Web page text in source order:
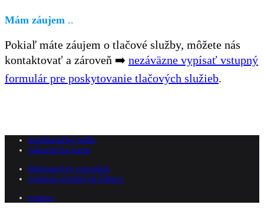
Mám záujem ..
Pokiaľ máte záujem o tlačové služby, môžete nás
kontaktovať a zároveň ➡️ nezáväzne vypísať vstupný
formulár pre poskytovanie tlačových služieb.
doinštalačný balík
zákaznícka karta
Reklamačný poriadok
ochrana osobných údajov
pomoc